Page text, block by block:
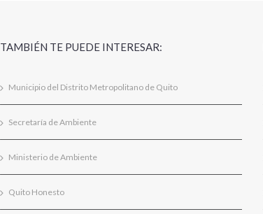
TAMBIÉN TE PUEDE INTERESAR:
Municipio del Distrito Metropolitano de Quito
Secretaría de Ambiente
Ministerio de Ambiente
Quito Honesto